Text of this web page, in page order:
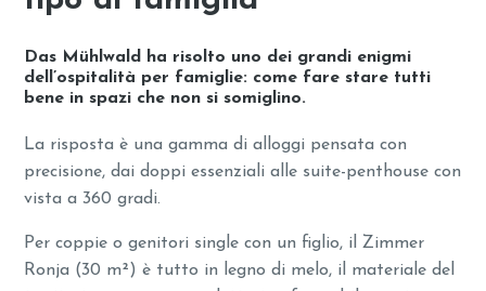
Das Mühlwald ha risolto uno dei grandi enigmi
dell’ospitalità per famiglie: come fare stare tutti
bene in spazi che non si somiglino.
La risposta è una gamma di alloggi pensata con
precisione, dai doppi essenziali alle suite-penthouse con
vista a 360 gradi.
Per coppie o genitori single con un figlio, il Zimmer
Ronja (30 m²) è tutto in legno di melo, il materiale del